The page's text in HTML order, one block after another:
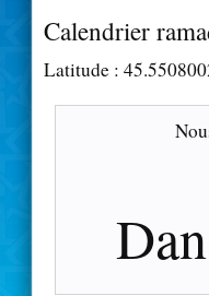
Calendrier
Latitude :